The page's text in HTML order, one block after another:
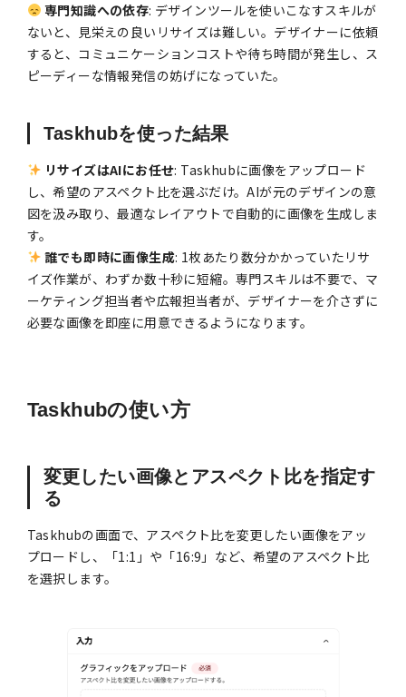
専門知識への依存: デザインツールを使いこなすスキルが
ないと、見栄えの良いリサイズは難しい。デザイナーに依頼
すると、コミュニケーションコストや待ち時間が発生し、ス
ピーディーな情報発信の妨げになっていた。
Taskhubを使った結果
リサイズはAIにお任せ: Taskhubに画像をアップロード
し、希望のアスペクト比を選ぶだけ。AIが元のデザインの意
図を汲み取り、最適なレイアウトで自動的に画像を生成しま
す。
誰でも即時に画像生成: 1枚あたり数分かかっていたリサ
イズ作業が、わずか数十秒に短縮。専門スキルは不要で、マ
ーケティング担当者や広報担当者が、デザイナーを介さずに
必要な画像を即座に用意できるようになります。
Taskhubの使い方
変更したい画像とアスペクト比を指定す
る
Taskhubの画面で、アスペクト比を変更したい画像をアッ
プロードし、「1:1」や「16:9」など、希望のアスペクト比
を選択します。